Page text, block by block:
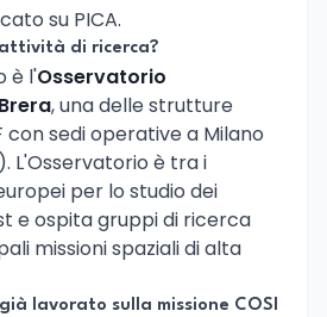
su PICA.
di ricerca?
è l'Osservatorio
, una delle strutture
con sedi operative a Milano
L'Osservatorio è tra i
per lo studio dei
e ospita gruppi di ricerca
missioni spaziali di alta
lavorato sulla missione COSI